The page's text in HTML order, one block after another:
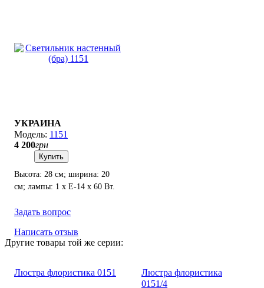
УКРАИНА
1151
4 200грн
Купить
Высота: 28 см; ширина: 20
см; лампы: 1 х Е-14 х 60 Вт.
Задать вопрос
Написать отзыв
Другие товары той же серии:
Люстра флористика 0151
Люстра флористика
0151/4